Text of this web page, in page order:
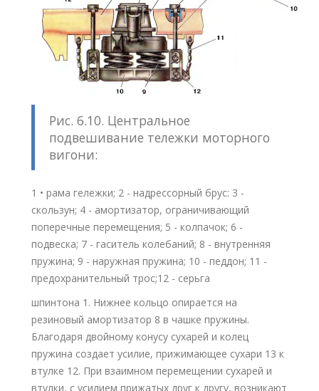
Рис. 6.10. Центральное
подвешивание тележки моторного
вигони:
1 • рама гележки; 2 - надрессорный брус: 3 -
скользун; 4 - амортизатор, ограничивающий
поперечные перемещения; 5 - колпачок; 6 -
подвеска; 7 - гаситель колебаний; 8 - внутренняя
пружина; 9 - наружная пружина; 10 - педдон; 11 -
предохранительный трос;12 - серьга
шпинтона 1. Нижнее кольцо опирается на
резиновый амортизатор 8 в чашке пружины.
Благодаря двойному конусу сухарей и колец
пружина создает усилие, прижимающее сухари 13 к
втулке 12. При взаимном перемещении сухарей и
втулки, с усилием прижатых друг к другу, возникают